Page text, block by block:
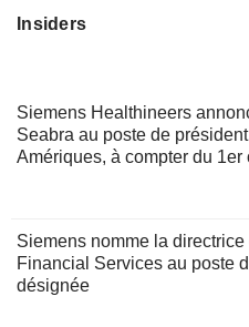
Insiders
Siemens Healthineers
Seabra au poste de
Amériques, à compter du 1er
Siemens nomme la
Financial Services au poste
désignée